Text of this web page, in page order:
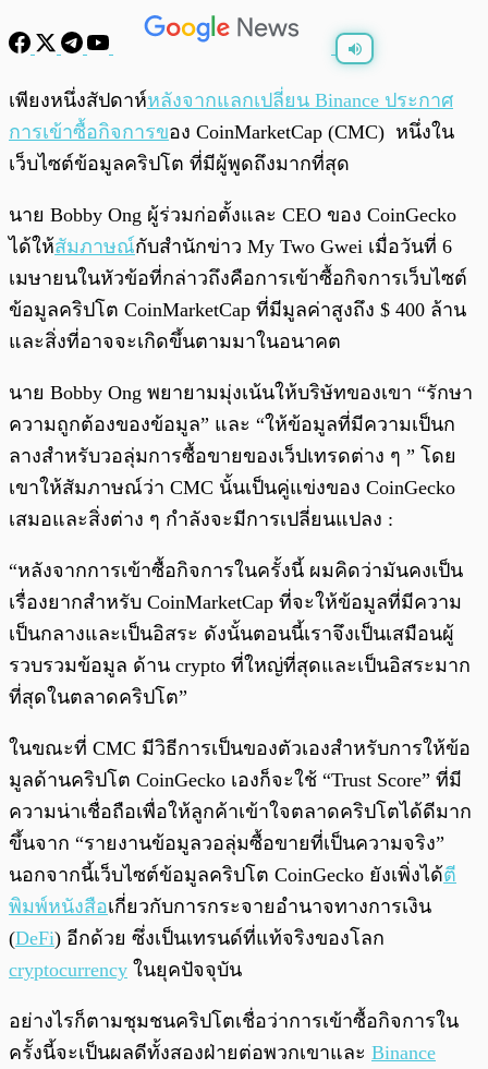
พร้อมเล่น
เพียงหนึ่งสัปดาห์หลังจากแลกเปลี่ยน Binance ประกาศ
การเข้าซื้อกิจการของ CoinMarketCap (CMC) หนึ่งใน
เว็บไซต์ข้อมูลคริปโต ที่มีผู้พูดถึงมากที่สุด
นาย Bobby Ong ผู้ร่วมก่อตั้งและ CEO ของ CoinGecko
ได้ให้สัมภาษณ์กับสำนักข่าว My Two Gwei เมื่อวันที่ 6
เมษายนในหัวข้อที่กล่าวถึงคือการเข้าซื้อกิจการเว็บไซต์
ข้อมูลคริปโต CoinMarketCap ที่มีมูลค่าสูงถึง $ 400 ล้าน
และสิ่งที่อาจจะเกิดขึ้นตามมาในอนาคต
นาย Bobby Ong พยายามมุ่งเน้นให้บริษัทของเขา “รักษา
ความถูกต้องของข้อมูล” และ “ให้ข้อมูลที่มีความเป็นก
ลางสำหรับวอลุ่มการซื้อขายของเว็ปเทรดต่าง ๆ ” โดย
เขาให้สัมภาษณ์ว่า CMC นั้นเป็นคู่แข่งของ CoinGecko
เสมอและสิ่งต่าง ๆ กำลังจะมีการเปลี่ยนแปลง :
“หลังจากการเข้าซื้อกิจการในครั้งนี้ ผมคิดว่ามันคงเป็น
เรื่องยากสำหรับ CoinMarketCap ที่จะให้ข้อมูลที่มีความ
เป็นกลางและเป็นอิสระ ดังนั้นตอนนี้เราจึงเป็นเสมือนผู้
รวบรวมข้อมูล ด้าน crypto ที่ใหญ่ที่สุดและเป็นอิสระมาก
ที่สุดในตลาดคริปโต”
ในขณะที่ CMC มีวิธีการเป็นของตัวเองสำหรับการให้ข้อ
มูลด้านคริปโต CoinGecko เองก็จะใช้ “Trust Score” ที่มี
ความน่าเชื่อถือเพื่อให้ลูกค้าเข้าใจตลาดคริปโตได้ดีมาก
ขึ้นจาก “รายงานข้อมูลวอลุ่มซื้อขายที่เป็นความจริง”
นอกจากนี้เว็บไซต์ข้อมูลคริปโต CoinGecko ยังเพิ่งได้ตี
พิมพ์หนังสือเกี่ยวกับการกระจายอำนาจทางการเงิน
(DeFi) อีกด้วย ซึ่งเป็นเทรนด์ที่แท้จริงของโลก
cryptocurrency ในยุคปัจจุบัน
อย่างไรก็ตามชุมชนคริปโตเชื่อว่าการเข้าซื้อกิจการใน
ครั้งนี้จะเป็นผลดีทั้งสองฝ่ายต่อพวกเขาและ Binance